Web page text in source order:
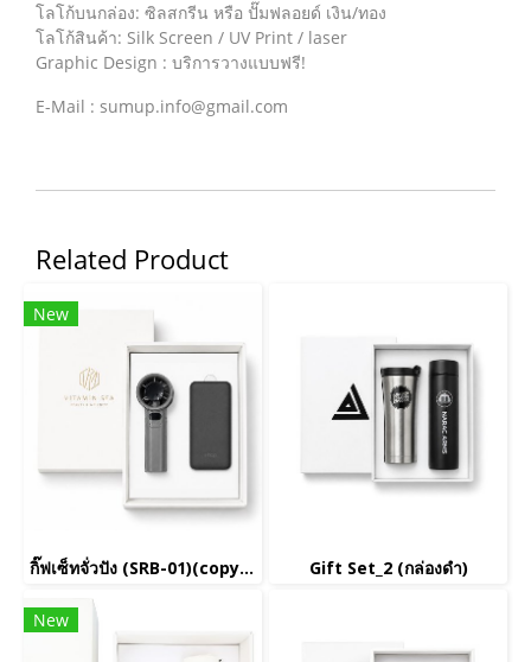
โลโก้บนกล่อง: ซิลสกรีน หรือ ปั๊มฟลอยด์ เงิน/ทอง
โลโก้สินค้า: Silk Screen / UV Print / laser
Graphic Design : บริการวางแบบฟรี!
E-Mail : sumup.info@gmail.com
Related Product
New
กิ๊ฟเซ็ทจั่วปัง (SRB-01)(copy)(copy)(copy)(copy)(copy)(copy)(copy)(copy)(copy)(copy)(copy)(copy)(copy)(copy)(copy)(copy)(copy)(copy)(copy)(copy)(copy)(copy)(copy)(copy)(copy)(copy)(copy)(copy)(copy) Gift Set_2 (กล่องดำ)
New